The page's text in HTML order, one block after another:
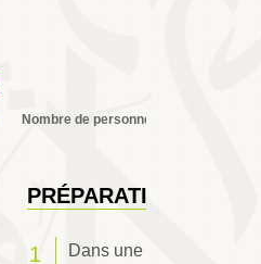
Nombre de personnes
PRÉPARATION
Dans une marmite sur